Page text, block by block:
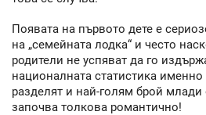
Появата на първото дете е
на „семейната лодка“ и често
родители не успяват да го
националната статистика
разделят и най-голям брой
започва толкова романтично!